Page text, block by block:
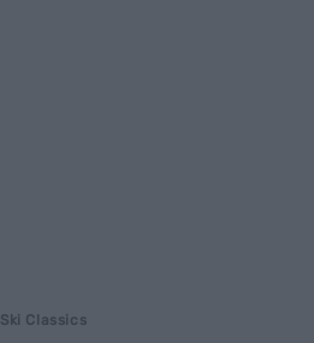
Ski Classics